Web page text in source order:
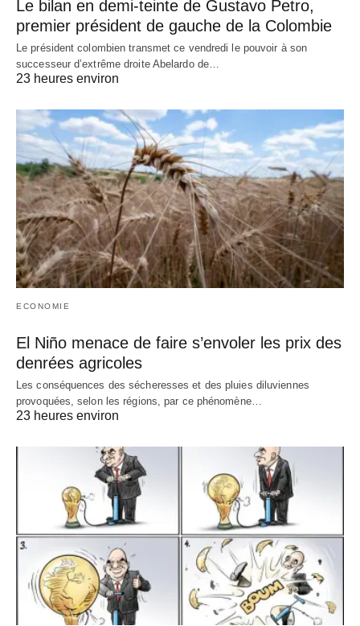
Le bilan en demi-teinte de Gustavo Petro,
premier président de gauche de la Colombie
Le président colombien transmet ce vendredi le pouvoir à son
successeur d’extrême droite Abelardo de…
23 heures environ
ECONOMIE
El Niño menace de faire s’envoler les prix des
denrées agricoles
Les conséquences des sécheresses et des pluies diluviennes
provoquées, selon les régions, par ce phénomène…
23 heures environ